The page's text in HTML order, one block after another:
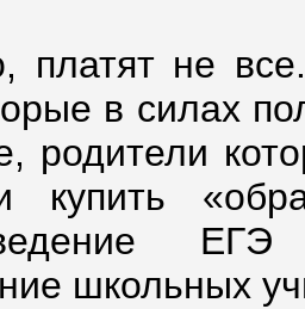
платят не
в силах
родители
купить
ЕГЭ
школьных